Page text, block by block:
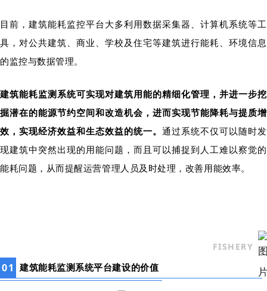
目前，建筑能耗监控平台大多利用数据采集器、计算机系统等工
具，对公共建筑、商业、学校及住宅等建筑进行能耗、环境信息
的监控与数据管理。
建筑能耗监测系统可实现对建筑用能的精细化管理，并进一步挖
掘潜在的能源节约空间和改造机会 ，进而实现节能降耗与提质增
效，实现经济效益和生态效益的统一。通过系统不仅可以随时发
现建筑中突然出现的用能问题，而且可以捕捉到人工难以察觉的
能耗问题，从而提醒运营管理人员及时处理，改善用能效率。
01 建筑能耗监测系统平台建设的价值
FISHERY